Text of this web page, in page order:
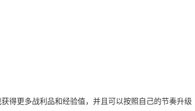
得更多战利品和经验值，并且可以按照自己的节奏升级